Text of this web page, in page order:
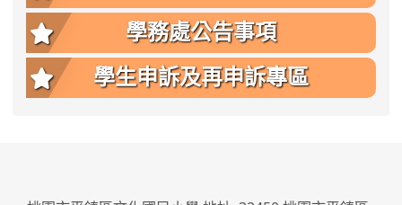
學務處公告事項
學生申訴及再申訴專區